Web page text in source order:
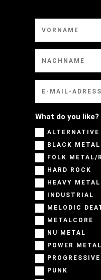
What do you
ALTERNATIVE
BLACK METAL
FOLK METAL/
HARD ROCK
HEAVY METAL
INDUSTRIAL
MELODIC
METALCORE
NU METAL
POWER METAL
PROGRESSIVE
PUNK